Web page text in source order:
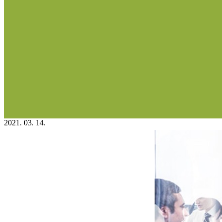
2021. 03. 14.